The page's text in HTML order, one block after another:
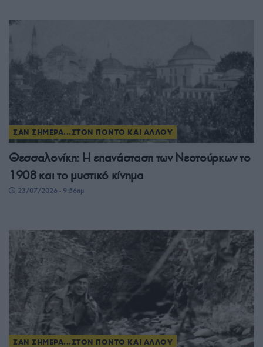
ΣΑΝ ΣΗΜΕΡΑ...ΣΤΟΝ ΠΟΝΤΟ ΚΑΙ ΑΛΛΟΥ
Θεσσαλονίκη: Η επανάσταση των Νεοτούρκων το
1908 και το μυστικό κίνημα
23/07/2026 - 9:56πμ
ΣΑΝ ΣΗΜΕΡΑ...ΣΤΟΝ ΠΟΝΤΟ ΚΑΙ ΑΛΛΟΥ